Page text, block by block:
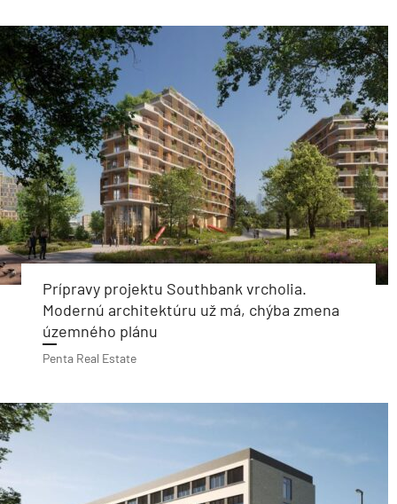
Prípravy projektu Southbank vrcholia.
Modernú architektúru už má, chýba zmena
územného plánu
Penta Real Estate